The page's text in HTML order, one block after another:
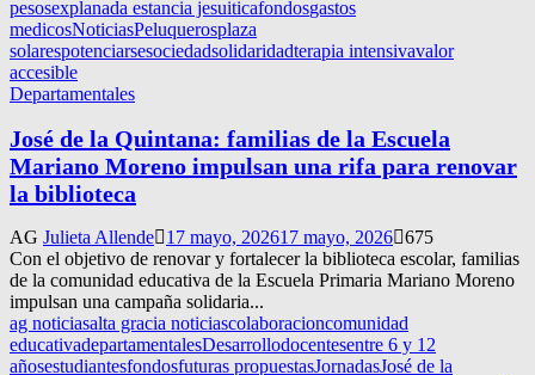
pesosexplanada estancia jesuiticafondosgastos
medicosNoticiasPeluquerosplaza
solarespotenciarsesociedadsolidaridadterapia intensivavalor
accesible
Departamentales
José de la Quintana: familias de la Escuela
Mariano Moreno impulsan una rifa para renovar
la biblioteca
AG Julieta Allende 17 mayo, 202617 mayo, 2026 675
Con el objetivo de renovar y fortalecer la biblioteca escolar, familias
de la comunidad educativa de la Escuela Primaria Mariano Moreno
impulsan una campaña solidaria...
ag noticiasalta gracia noticiascolaboracioncomunidad
educativadepartamentalesDesarrollodocentesentre 6 y 12
añosestudiantesfondosfuturas propuestasJornadasJosé de la